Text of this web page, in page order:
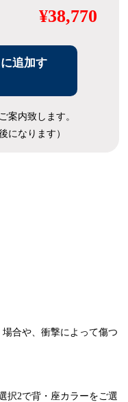
¥38,770
追加す
案内致します。
になります）
合や、衝撃によって傷つ
択2で背・座カラーをご選